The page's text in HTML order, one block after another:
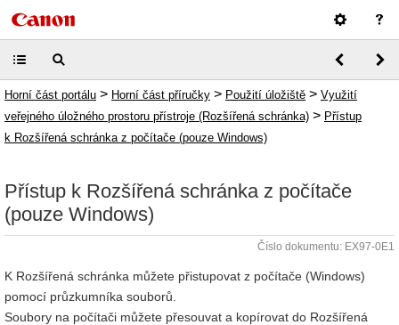
Horní část portálu > Horní část příručky > Použití úložiště > Využití
veřejného úložného prostoru přístroje (Rozšířená schránka) > Přístup
k Rozšířená schránka z počítače (pouze Windows)
Přístup k Rozšířená schránka z počítače
(pouze Windows)
Číslo dokumentu: EX97-0E1
K Rozšířená schránka můžete přistupovat z počítače (Windows)
pomocí průzkumníka souborů.
Soubory na počítači můžete přesouvat a kopírovat do Rozšířená